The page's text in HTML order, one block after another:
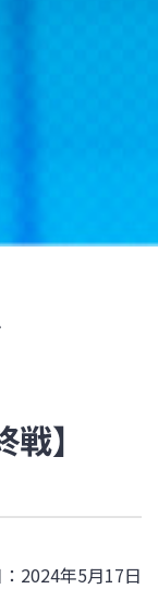
】
2024年5月17日